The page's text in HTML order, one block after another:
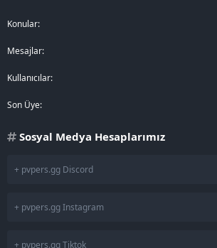
Konular
Mesajlar
Kullanıcılar
Son Üye
Sosyal Medya Hesaplarımız
+ pvpers.gg Discord
+ pvpers.gg Instagram
+ pvpers.gg Tiktok